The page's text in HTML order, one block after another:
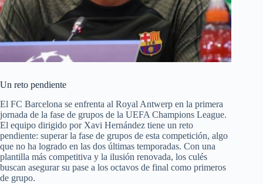
Un reto pendiente
El FC Barcelona se enfrenta al Royal Antwerp en la primera
jornada de la fase de grupos de la UEFA Champions League.
El equipo dirigido por Xavi Hernández tiene un reto
pendiente: superar la fase de grupos de esta competición, algo
que no ha logrado en las dos últimas temporadas. Con una
plantilla más competitiva y la ilusión renovada, los culés
buscan asegurar su pase a los octavos de final como primeros
de grupo.